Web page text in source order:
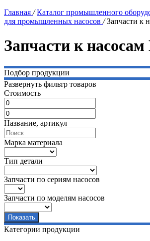
Главная / Каталог промышленного
для промышленных насосов / Запчасти к
Запчасти к
Подбор продукции
Развернуть фильтр товаров
Стоимость
Название, артикул
Марка материала
Тип детали
Запчасти по сериям насосов
Запчасти по моделям насосов
Категории продукции